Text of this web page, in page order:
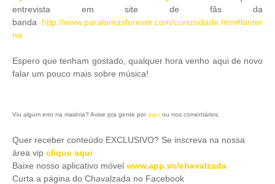
entrevista em site de fãs da
banda http://www.paralamasforever.com/curiosidade.htm#lanter
na
Espero que tenham gostado, qualquer hora venho aqui de novo
falar um pouco mais sobre música!
Viu algum erro na matéria? Avise pra gente por aqui ou nos comentários.
Quer receber conteúdo EXCLUSIVO? Se inscreva na nossa
área vip clique aqui
Baixe nosso aplicativo móvel www.app.vc/chavalzada
Curta a página do Chavalzada no Facebook